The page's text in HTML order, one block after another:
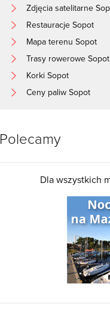
Zdjęcia satelitarne
Restauracje Sopot
Mapa terenu Sopot
Trasy rowerowe Sopot
Korki Sopot
Ceny paliw Sopot
Polecamy
Dla wszystkich